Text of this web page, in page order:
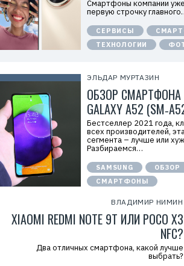
ЭЛЬДАР МУРТАЗИН
ОБЗОР СМАРТФОНА
GALAXY A52
Бестселлер 2021 года,
всех производителей,
сегмента – лучше или
Разбираемся…
SAMSUNG
ОБЗОР
СМАРТФОНЫ
ВЛАДИМИР НИМИН
XIAOMI REDMI NOTE 9T ИЛИ POCO X3
NFC?
Два отличных смартфона, какой лучше
выбрать?
Смартфоны компании
первую строчку
СЕРВИСЫ
ТЕХНОЛОГИИ